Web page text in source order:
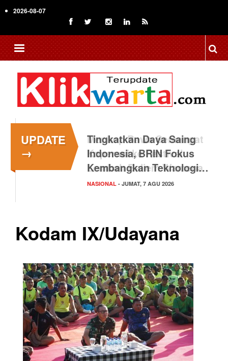
to
content
2026-08-07
UPDATE
→
Tingkatkan Daya Saing
Indonesia, BRIN Fokus
Kembangkan Teknologi…
NASIONAL - JUMAT, 7 AGU 2026
Kodam IX/Udayana